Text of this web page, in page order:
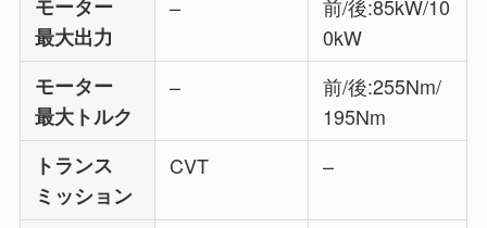
モーター
最大出力
– 前/後:85kW/10
0kW
モーター
最大トルク
–
前/後:255Nm/
195Nm
トランス
ミッション
CVT –